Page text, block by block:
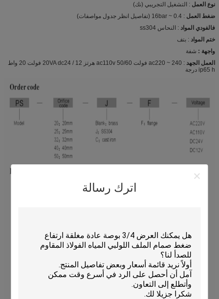
اترك رسالة
نوع العمل : التشغيل التجريبي (نك)
ضغط العمل : 0.4 ~ 16bar (تفاصيل انظر جدول مواصفات)
فالفودي المواد : النحاس ss304
ختم المواد : بتف
واجهة : شفة
العمل الجهد
: ac220 ~ 240 فولت ac110v 50/60 هرتز 20VA dc24 / 12 فولت 20 واط
ip65 h درجة